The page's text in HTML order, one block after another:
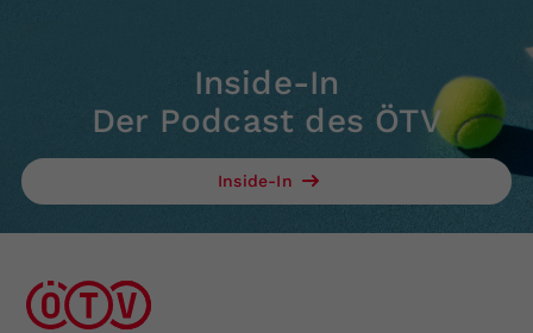
Inside-In
Der Podcast des ÖTV
Inside-In